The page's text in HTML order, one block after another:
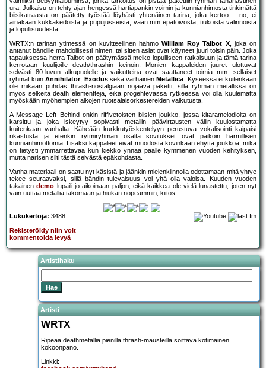
ura. Julkaisu on tehty ajan hengessä hartiapankin voimin ja kunnianhimosta tinkimättä
biisikatraasta on päätetty työstää löyhästi yhtenäinen tarina, joka kertoo – no, ei
ainakaan kukkakedoista ja pupujusseista, vaan mm epätoivosta, tiukoista valinnoista
ja lopullisuudesta.
WRTX:n tarinan ytimessä on kuvitteellinen hahmoWilliam Roy Talbot X, joka on
antanut bändille mahdollisesti nimen, tai sitten asiat ovat käyneet juuri toisin päin. Joka
tapauksessa herra Talbot on päätymässä melko lopulliseen ratkaisuun ja tämä tarina
kerrotaan kuulijoille death/thrashin keinoin. Monien kappaleiden juuret ulottuvat
selvästi 80-luvun alkupuolelle ja vaikutteina ovat saattaneet toimia mm. sellaiset
ryhmät kuinAnnihilator, Exodussekä varhainen Metallica. Kyseessä ei kuitenkaan
ole mikään puhdas thrash-nostalgiaan nojaava paketti, sillä ryhmän metallissa on
myös selkeitä death elementtejä, eikä progehtevassa rytkeessä voi olla kuulematta
myöskään myöhempien aikojen ruotsalaisorkestereiden vaikutusta.
A Message Left Behind onkin riffivetoisten biisien joukko, jossa kitaramelodioita on
karsittu ja joka iskeytyy sopivasti metallin päävirtausten väliin kuulostamatta
kuitenkaan vanhalta. Käheään kurkkutyöskentelyyn perustuva vokalisointi kaipaisi
rikastusta ja etenkin rytmiryhmän osalta sovitukset ovat paikoin harmillisen
kunnianhimottomia. Lisäksi kappaleet eivät muodosta kovinkaan ehyttä joukkoa, mikä
on tietysti ymmärrettävää kun kiekko ynnää päälle kymmenen vuoden kehityksen,
mutta narisen silti tästä selvästä epäkohdasta.
Vanha materiaali on saatu nyt käsistä ja jäänkin mielenkiinnolla odottamaan mitä yhtye
tekee seuraavaksi, sillä bändin tulevaisuus voi yhä olla valoisa. Kuuden vuoden
takainendemo lupaili jo aikoinaan paljon, eikä kaikkea ole vielä lunastettu, joten nyt
vain uuttaa metallia takomaan ja hiukan nopeammin, kiitos.
Lukukertoja: 3488
Rekisteröidy niin voit
kommentoida levyä
Artistihaku
Artisti
WRTX
Ripeää deathmetallia pienillä thrash-mausteilla soittava kotimainen
kokoonpano.
Linkki: